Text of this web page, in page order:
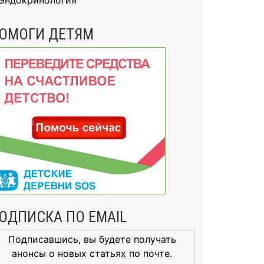
ДЕТЯМ
ПО EMAIL
Подписавшись, вы будете получать
анонсы о новых статьях по почте.